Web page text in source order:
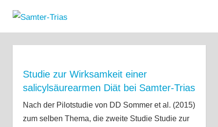
Inhalt
springen
Unverträglichkeit
Studie zur Wirksamkeit einer
salicylsäurearmen Diät bei Samter-Trias
Nach der Pilotstudie von DD Sommer et al. (2015)
zum selben Thema, die zweite Studie Studie zur